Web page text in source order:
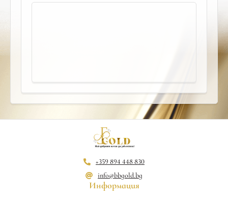
+359 894 448 830
info@bbgold.bg
Информация